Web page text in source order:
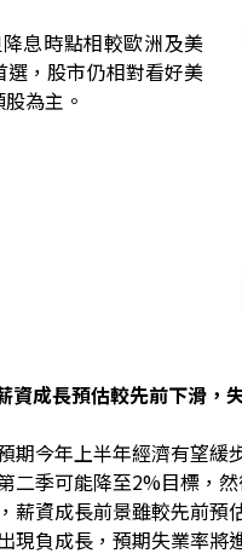
息時點相較歐洲及美
，股市仍相對看好美
為主。
資成長預估較先前下滑，
期今年上半年經濟有望緩
二季可能降至2%目標，
薪資成長前景雖較先前預
現負成長，預期失業率將